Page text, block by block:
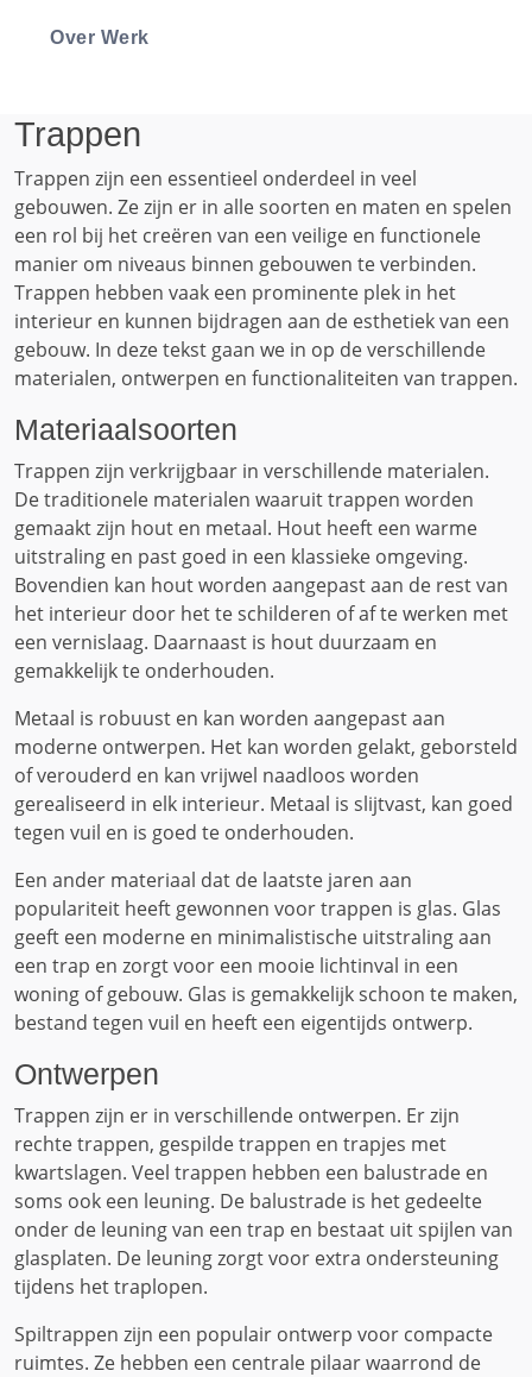
Over Werk
Trappen
Trappen zijn een essentieel onderdeel in veel
gebouwen. Ze zijn er in alle soorten en maten en spelen
een rol bij het creëren van een veilige en functionele
manier om niveaus binnen gebouwen te verbinden.
Trappen hebben vaak een prominente plek in het
interieur en kunnen bijdragen aan de esthetiek van een
gebouw. In deze tekst gaan we in op de verschillende
materialen, ontwerpen en functionaliteiten van trappen.
Materiaalsoorten
Trappen zijn verkrijgbaar in verschillende materialen.
De traditionele materialen waaruit trappen worden
gemaakt zijn hout en metaal. Hout heeft een warme
uitstraling en past goed in een klassieke omgeving.
Bovendien kan hout worden aangepast aan de rest van
het interieur door het te schilderen of af te werken met
een vernislaag. Daarnaast is hout duurzaam en
gemakkelijk te onderhouden.
Metaal is robuust en kan worden aangepast aan
moderne ontwerpen. Het kan worden gelakt, geborsteld
of verouderd en kan vrijwel naadloos worden
gerealiseerd in elk interieur. Metaal is slijtvast, kan goed
tegen vuil en is goed te onderhouden.
Een ander materiaal dat de laatste jaren aan
populariteit heeft gewonnen voor trappen is glas. Glas
geeft een moderne en minimalistische uitstraling aan
een trap en zorgt voor een mooie lichtinval in een
woning of gebouw. Glas is gemakkelijk schoon te maken,
bestand tegen vuil en heeft een eigentijds ontwerp.
Ontwerpen
Trappen zijn er in verschillende ontwerpen. Er zijn
rechte trappen, gespilde trappen en trapjes met
kwartslagen. Veel trappen hebben een balustrade en
soms ook een leuning. De balustrade is het gedeelte
onder de leuning van een trap en bestaat uit spijlen van
glasplaten. De leuning zorgt voor extra ondersteuning
tijdens het traplopen.
Spiltrappen zijn een populair ontwerp voor compacte
ruimtes. Ze hebben een centrale pilaar waarrond de